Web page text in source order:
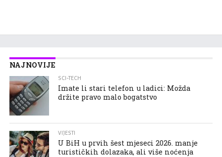
NAJNOVIJE
SCI-TECH
Imate li stari telefon u ladici: Možda
držite pravo malo bogatstvo
VIJESTI
U BiH u prvih šest mjeseci 2026. manje
turističkih dolazaka, ali više noćenja